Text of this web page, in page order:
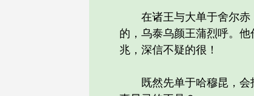
在诸王与大单于舍尔赤，
的，乌泰乌颜王蒲烈呼。
兆，深信不疑的很！
既然先单于哈穆昆，会托